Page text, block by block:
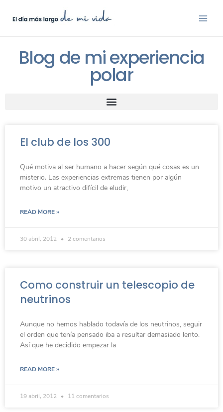
Blog de mi experiencia
polar
El club de los 300
Qué motiva al ser humano a hacer según qué cosas es un
misterio. Las experiencias extremas tienen por algún
motivo un atractivo difícil de eludir,
READ MORE »
30 abril, 2012 2 comentarios
Como construir un telescopio de
neutrinos
Aunque no hemos hablado todavía de los neutrinos, seguir
el orden que tenía pensado iba a resultar demasiado lento.
Así que he decidido empezar la
READ MORE »
19 abril, 2012 11 comentarios